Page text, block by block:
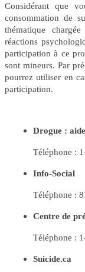
Considérant que
consommation de
thématique
réactions
participation à ce
sont mineurs. Par
pourrez utiliser en
participation.
Drogue :
Téléphone :
Info-Social
Téléphone :
Centre de
Téléphone :
Suicide.ca